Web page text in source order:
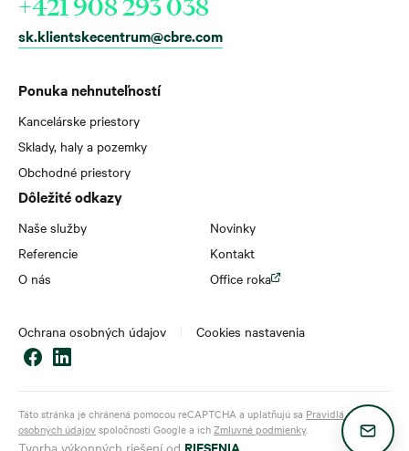
Ponuka nehnuteľností
Kancelárske priestory
Sklady, haly a pozemky
Obchodné priestory
Dôležité odkazy
Naše služby
Referencie
O nás
Novinky
Kontakt
Office roka
+421 908 293 038
sk.klientskecentrum@cbre.com
Ochrana osobných údajov Cookies nastavenia
Táto stránka je chránená pomocou reCAPTCHA a uplatňujú sa Pravidlá ochrany
osobných údajovspoločnosti Google a ichZmluvné podmienky.
Tvorba výkonných riešení od RIESENIA